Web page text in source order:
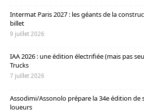
Intermat Paris 2027 : les géants de la
billet
9 juillet 2026
IAA 2026 : une édition électrifiée (mais pas
Trucks
7 juillet 2026
Assodimi/Assonolo prépare la 34e édition de
loueurs